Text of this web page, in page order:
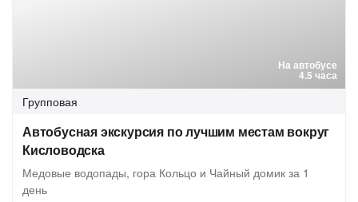
На автобусе
4.5 часа
Групповая
Автобусная экскурсия по лучшим местам вокруг
Кисловодска
Медовые водопады, гора Кольцо и Чайный домик за 1
день